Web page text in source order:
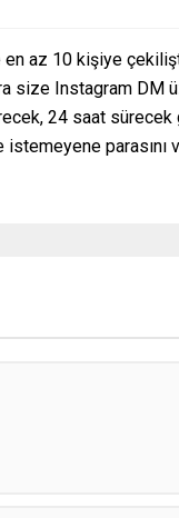
az 10 kişiye
size Instagram
24 saat
istemeyene